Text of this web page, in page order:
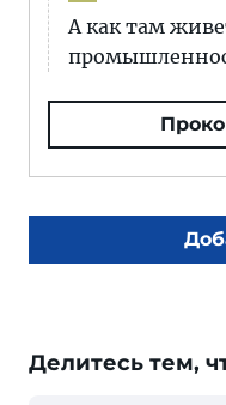
А как там
Делитесь тем,